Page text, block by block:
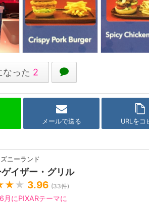
なった 2
メールで送る URLをコ
ズニーランド
イザー・グリル
★ 3.96 (33件)
にPIXARテーマに